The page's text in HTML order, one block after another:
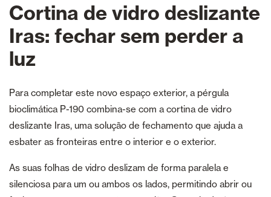
Cortina de vidro deslizante
Iras: fechar sem perder a
luz
Para completar este novo espaço exterior, a pérgula
bioclimática P-190 combina-se com a cortina de vidro
deslizante Iras, uma solução de fechamento que ajuda a
esbater as fronteiras entre o interior e o exterior.
As suas folhas de vidro deslizam de forma paralela e
silenciosa para um ou ambos os lados, permitindo abrir ou